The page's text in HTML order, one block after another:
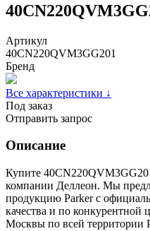
Артикул
40CN220QVM3GG201
Бренд
Все характеристики ↓
Под заказ
Отправить запрос
Описание
Купите
компании Деллеон. Мы
продукцию Parker с
качества и по конкурентной
Москвы по всей территории